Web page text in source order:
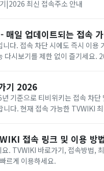
|2026 최신 접속주소 안내
일 업데이트되는 접속
다. 접속 차단 시에도 즉시 이용
다시보기를 제한 없이 즐기세요.
기 2026
기준으로 티비위키는 접속 차
다. 현재 접속 가능한 TVWIKI
접속 링크 및 이용 방
. TVWIKI 바로가기, 접속방법,
르게 이용하세요.